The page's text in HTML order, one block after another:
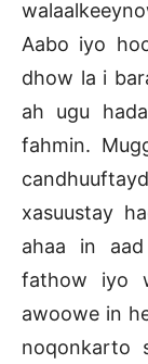
Aabo iyo
dhow la i
ah ugu
fahmin.
xasuustay
ahaa in
fathow iyo
awoowe in
noqonkarto